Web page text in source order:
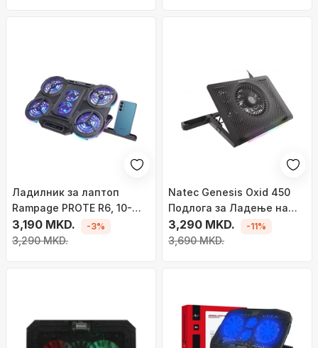
Ладилник за лаптоп
Rampage PROTE R6, 10-
17\", 6 вентилатори, сив
3,190 MKD.
3,290 MKD.
-3%
Natec Genesis Oxid 450
Подлога за Ладeње на
Лаптоп, 15.6"
3,290 MKD.
3,690 MKD.
-11%